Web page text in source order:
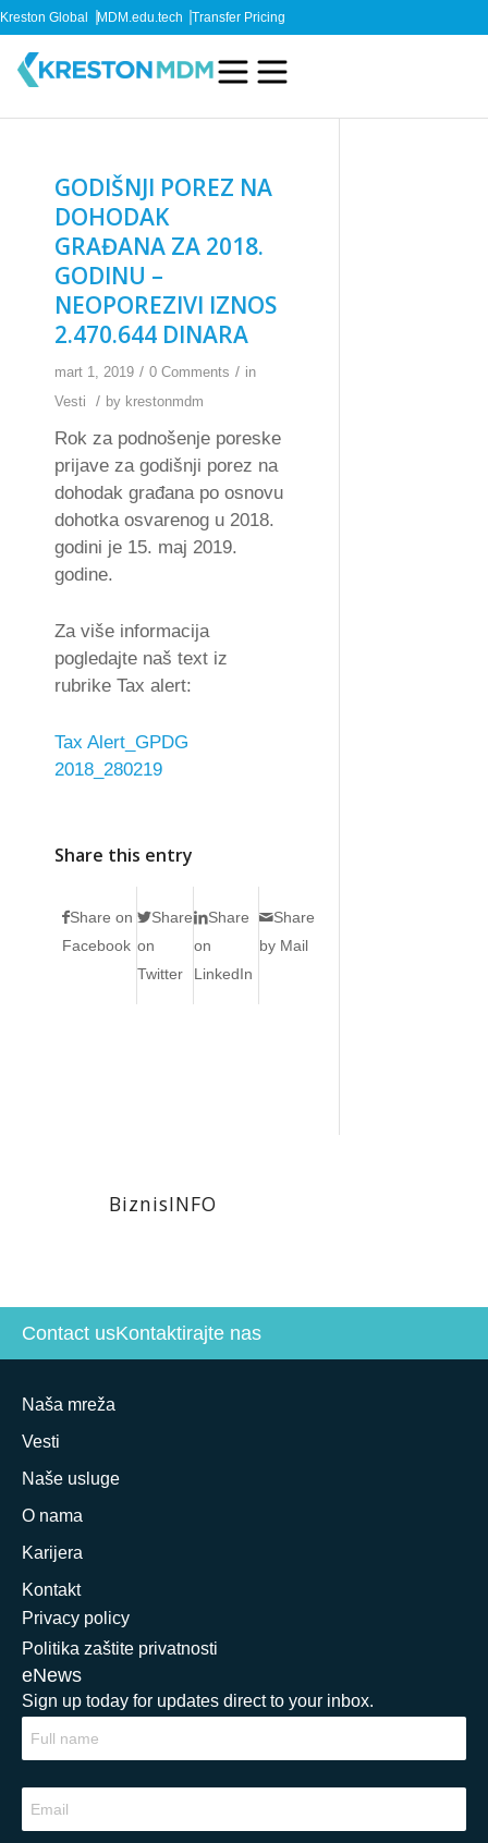
Kreston Global MDM.edu.tech Transfer Pricing
GODIŠNJI POREZ NA
DOHODAK
GRAĐANA ZA 2018.
GODINU –
NEOPOREZIVI IZNOS
2.470.644 DINARA
mart 1, 2019 / 0 Comments / in
Vesti
/ by krestonmdm
Rok za podnošenje poreske
prijave za godišnji porez na
dohodak građana po osnovu
dohotka osvarenog u 2018.
godini je 15. maj 2019.
godine.
Za više informacija
pogledajte naš text iz
rubrike Tax alert:
Tax Alert_GPDG
2018_280219
Share this entry
Share on
Facebook
Share
on
Twitter
Share
on
LinkedIn
Share
by Mail
BiznisINFO
Contact usKontaktirajte nas
Naša mreža
Vesti
Naše usluge
O nama
Karijera
Kontakt
Privacy policy
Politika zaštite privatnosti
eNews
Sign up today for updates direct to your inbox.